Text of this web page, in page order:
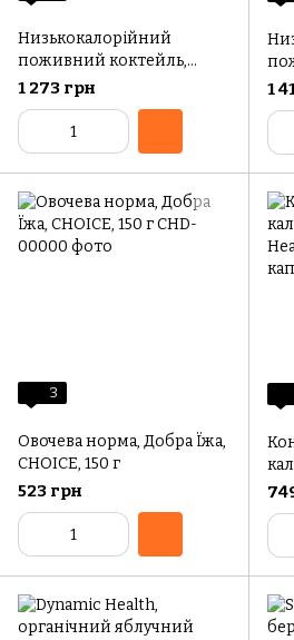
Низькокалорійний
поживний коктейль,
CHOICE Pro Healthy Mix
Protein Control, 405 г / 15
порцій
1 273 грн 1
3
Овочева норма, Добра Їжа,
CHOICE, 150 г
523 грн